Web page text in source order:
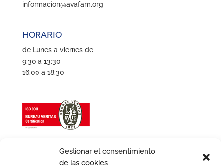
Gestionar el consentimiento
de las cookies
informacion@avafam.org
HORARIO
de Lunes a viernes de
9:30 a 13:30
16:00 a 18:30